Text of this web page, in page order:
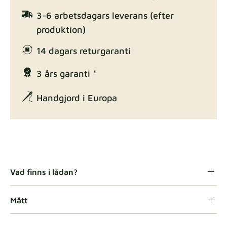
Enjoy Lux Tygdetaljer
Exclusive Edition
3-6 arbetsdagars leverans (efter
produktion)
14 dagars returgaranti
3 års garanti *
Handgjord i Europa
Vad finns i lådan?
Mått